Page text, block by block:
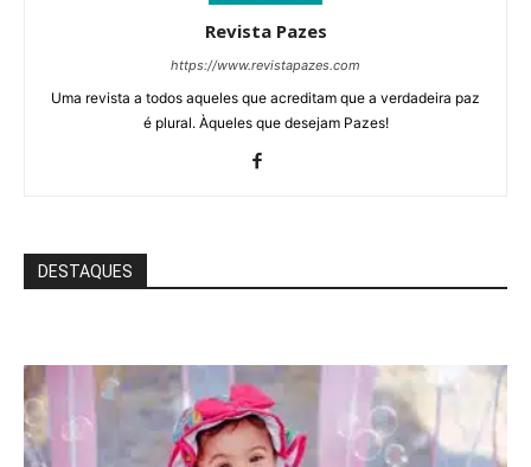
Revista Pazes
https://www.revistapazes.com
Uma revista a todos aqueles que acreditam que a verdadeira paz
é plural. Àqueles que desejam Pazes!
DESTAQUES